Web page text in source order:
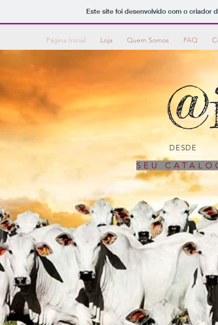
Este site foi desenvolvido com o criador
Página Inicial Loja Quem Somos FAQ
DESDE
SEU